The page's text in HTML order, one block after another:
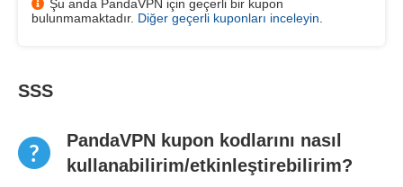
Şu anda PandaVPN için geçerli bir kupon
bulunmamaktadır. Diğer geçerli kuponları inceleyin
SSS
PandaVPN kupon kodlarını nasıl
kullanabilirim/etkinleştirebilirim?